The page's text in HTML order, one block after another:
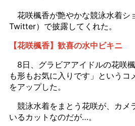
花咲楓香が艶やかな競泳水着シ
Twitter）で披露してくれた。
【花咲楓香】歓喜の水中ビキニ
8日、グラビアアイドルの花咲
も形もお気に入りです」というコ
をアップした。
競泳水着をまとう花咲が、カメ
いるカットなのだが…。